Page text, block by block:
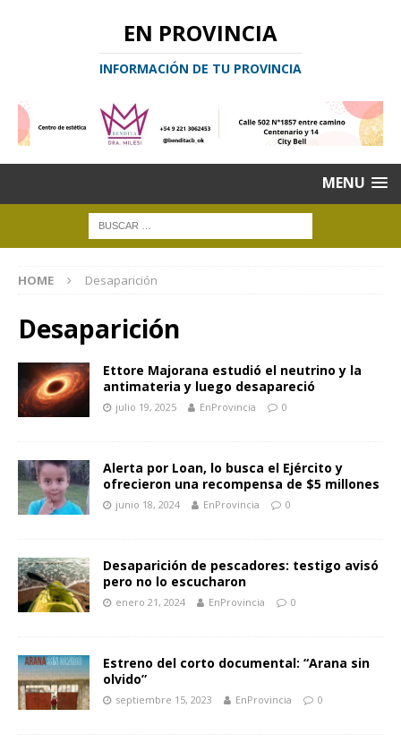
EN PROVINCIA
INFORMACIÓN DE TU PROVINCIA
MENU
HOME Desaparición
Desaparición
Ettore Majorana estudió el neutrino y la
antimateria y luego desapareció
julio 19, 2025 EnProvincia 0
Alerta por Loan, lo busca el Ejército y
ofrecieron una recompensa de $5 millones
junio 18, 2024 EnProvincia 0
Desaparición de pescadores: testigo avisó
pero no lo escucharon
enero 21, 2024 EnProvincia 0
Estreno del corto documental: “Arana sin
olvido”
septiembre 15, 2023 EnProvincia 0